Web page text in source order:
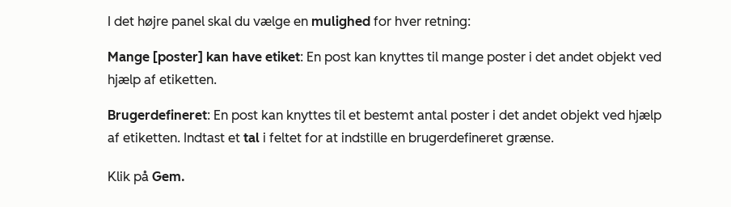
I det højre panel skal du vælge en mulighed for hver retning:
Mange [poster] kan have etiket: En post kan knyttes til mange poster i det andet objekt ved
hjælp af etiketten.
Brugerdefineret: En post kan knyttes til et bestemt antal poster i det andet objekt ved hjælp
af etiketten. Indtast et tal i feltet for at indstille en brugerdefineret grænse.
Klik på Gem.